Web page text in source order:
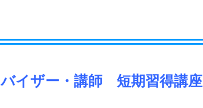
イザー・講師 短期習得講座